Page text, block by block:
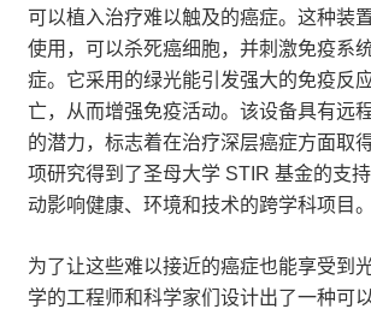
可以植入治疗难以触及的癌症。这种装
使用，可以杀死癌细胞，并刺激免疫系
症。它采用的绿光能引发强大的免疫反
亡，从而增强免疫活动。该设备具有远
的潜力，标志着在治疗深层癌症方面取
项研究得到了圣母大学 STIR 基金的支
动影响健康、环境和技术的跨学科项目。
为了让这些难以接近的癌症也能享受到
学的工程师和科学家们设计出了一种可